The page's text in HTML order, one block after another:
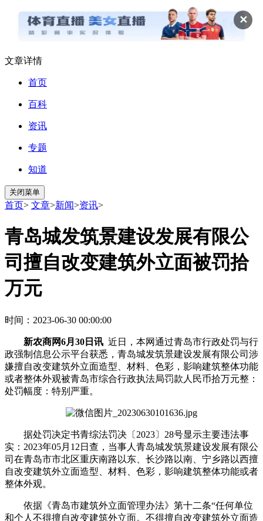
✕
文章详情
首页
百科
资讯
专题
知道
关闭菜单
首页> 文章>新闻>资讯>
青岛城发筑景建设发展有限公
司擅自改变建筑外立面被罚拾
万元
时间：2023-06-30 00:00:00
新农商网6月30日讯 近日，本网通过青岛市行政处罚与行
政强制信息公示平台获悉，青岛城发筑景建设发展有限公司涉
嫌擅自改变建筑外立面造型、材料、色彩，影响建筑整体功能
或者整体外观被青岛市综合行政执法局罚款人民币拾万元整：
处罚幅度：特别严重。
据处罚决定书青综法罚决〔2023〕28号显示主要违法事
实：2023年05月12日查，当事人青岛城发筑景建设发展有限公
司在青岛市市北区重庆南路以东、长沙路以南、宁乡路以西擅
自改变建筑外立面造型、材料、色彩，影响建筑整体功能或者
整体外观。
依据《青岛市建筑外立面管理办法》第十二条“任何单位
和个人不得擅自改变建筑外立面。不得擅自改变建筑外立面造